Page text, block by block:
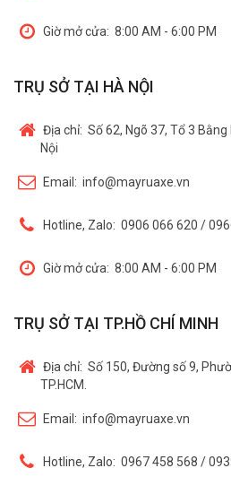
Giờ mở cửa: 8:00 AM - 6:00 PM
TRỤ SỞ TẠI HÀ NỘI
Địa chỉ: Số 62, Ngõ 37, Tổ 3
Nội
Email: info@mayruaxe.vn
Hotline, Zalo: 0906 066 620 /
Giờ mở cửa: 8:00 AM - 6:00 PM
TRỤ SỞ TẠI TP.HỒ CHÍ MINH
Địa chỉ: Số 150, Đường số 9,
TP.HCM.
Email: info@mayruaxe.vn
Hotline, Zalo: 0967 458 568 /